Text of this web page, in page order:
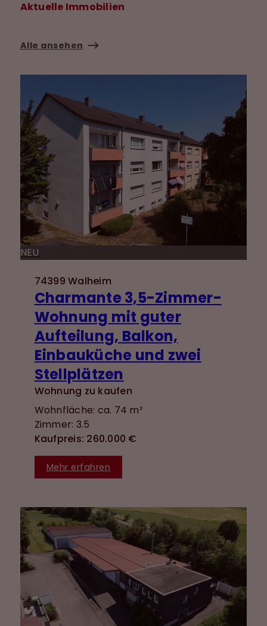
Aktuelle Immobilien
Alle ansehen
NEU
74399 Walheim
Charmante 3,5-Zimmer-
Wohnung mit guter
Aufteilung, Balkon,
Einbauküche und zwei
Stellplätzen
Wohnung zu kaufen
Wohnfläche: ca. 74 m²
Zimmer: 3.5
Kaufpreis: 260.000 €
Mehr erfahren